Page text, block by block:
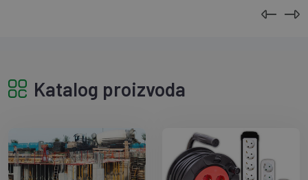
Katalog proizvoda